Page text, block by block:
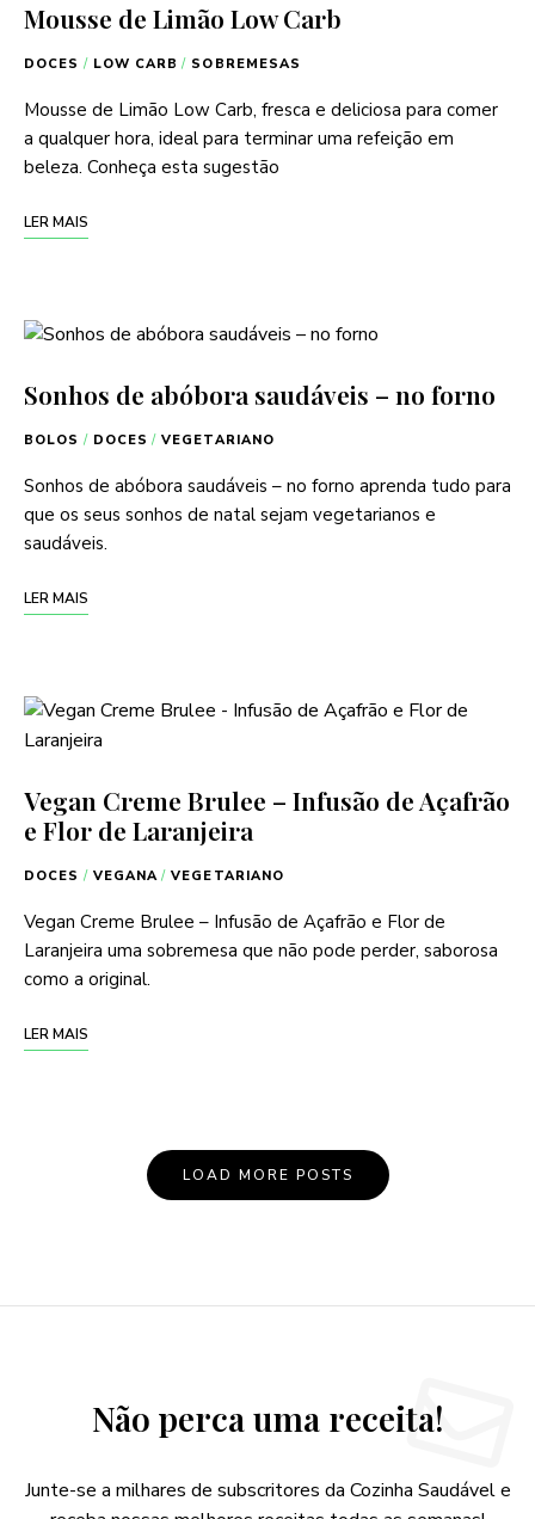
Mousse de Limão Low Carb
DOCES / LOW CARB / SOBREMESAS
Mousse de Limão Low Carb, fresca e deliciosa para comer
a qualquer hora, ideal para terminar uma refeição em
beleza. Conheça esta sugestão
LER MAIS
Sonhos de abóbora saudáveis – no forno
BOLOS / DOCES / VEGETARIANO
Sonhos de abóbora saudáveis – no forno aprenda tudo para
que os seus sonhos de natal sejam vegetarianos e
saudáveis.
LER MAIS
Vegan Creme Brulee – Infusão de Açafrão
e Flor de Laranjeira
DOCES / VEGANA / VEGETARIANO
Vegan Creme Brulee – Infusão de Açafrão e Flor de
Laranjeira uma sobremesa que não pode perder, saborosa
como a original.
LER MAIS
LOAD MORE POSTS
Não perca uma receita!
Junte-se a milhares de subscritores da Cozinha Saudável e